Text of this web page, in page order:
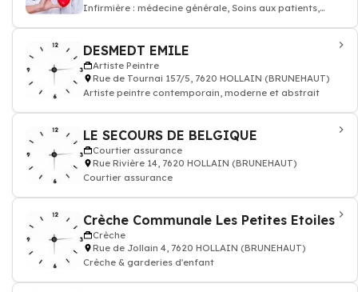
Infirmière : médecine générale, Soins aux patients,
DESMEDT EMILE
Artiste Peintre
Rue de Tournai 157/5, 7620 HOLLAIN (BRUNEHAUT)
Artiste peintre contemporain, moderne et abstrait
LE SECOURS DE BELGIQUE
Courtier assurance
Rue Rivière 14, 7620 HOLLAIN (BRUNEHAUT)
Courtier assurance
Crèche Communale Les Petites Etoiles
Crèche
Rue de Jollain 4, 7620 HOLLAIN (BRUNEHAUT)
Crèche & garderies d'enfant